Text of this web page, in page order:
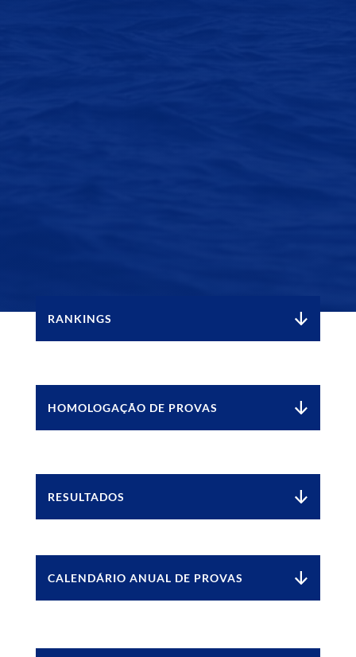
RANKINGS
HOMOLOGAÇÃO DE PROVAS
RESULTADOS
CALENDÁRIO ANUAL DE PROVAS